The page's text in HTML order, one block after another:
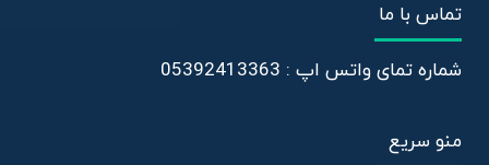
تماس با ما
شماره تمای واتس اپ : 05392413363
منو سریع